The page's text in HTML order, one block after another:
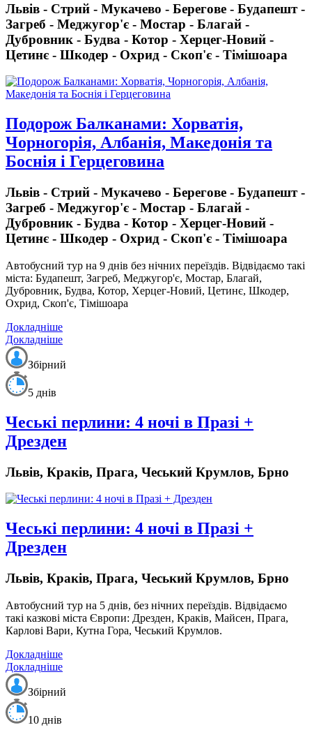
Львів - Стрий - Мукачево - Берегове - Будапешт -
Загреб - Меджугор'є - Мостар - Благай -
Дубровник - Будва - Котор - Херцег-Новий -
Цетинє - Шкодер - Охрид - Скоп'є - Тімішоара
Подорож Балканами: Хорватія,
Чорногорія, Албанія, Македонія та
Боснія і Герцеговина
Львів - Стрий - Мукачево - Берегове - Будапешт -
Загреб - Меджугор'є - Мостар - Благай -
Дубровник - Будва - Котор - Херцег-Новий -
Цетинє - Шкодер - Охрид - Скоп'є - Тімішоара
Автобусний тур на 9 днів без нічних переїздів. Відвідаємо такі
міста: Будапешт, Загреб, Меджугор'є, Мостар, Благай,
Дубровник, Будва, Котор, Херцег-Новий, Цетинє, Шкодер,
Охрид, Скоп'є, Тімішоара
Докладніше
Докладніше
Збірний
5 днів
Чеські перлини: 4 ночі в Празі +
Дрезден
Львів, Краків, Прага, Чеський Крумлов, Брно
Чеські перлини: 4 ночі в Празі +
Дрезден
Львів, Краків, Прага, Чеський Крумлов, Брно
Автобусний тур на 5 днів, без нічних переїздів. Відвідаємо
такі казкові міста Європи: Дрезден, Краків, Майсен, Прага,
Карлові Вари, Кутна Гора, Чеський Крумлов.
Докладніше
Докладніше
Збірний
10 днів